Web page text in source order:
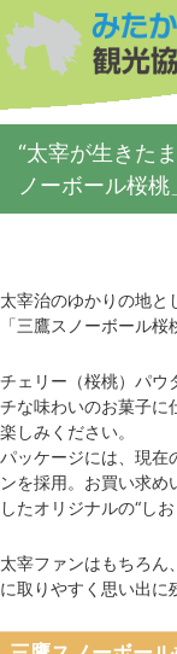
“太宰が生きた
ノーボール桜桃
太宰治のゆかりの地と
「三鷹スノーボール桜
チェリー（桜桃）パウ
チな味わいのお菓子に
楽しみください。
パッケージには、現在
ンを採用。お買い求め
したオリジナルの“し
太宰ファンはもちろん
に取りやすく思い出に